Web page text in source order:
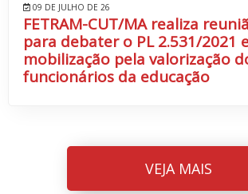
09 DE JULHO DE 26
FETRAM-CUT/MA realiza
para debater o PL 2.531/2021
mobilização pela valorização
funcionários da educação
VEJA MAIS